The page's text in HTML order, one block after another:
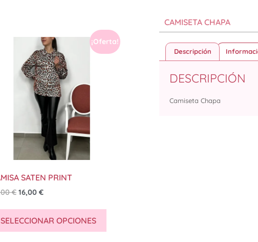
¡Oferta!
SATEN PRINT
€ 16,00 €
SELECCIONAR OPCIONES
CAMISETA CHAPA
Descripción
DESCRIPCIÓN
Camiseta Chapa